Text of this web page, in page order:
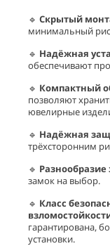
🔹 Скрытый
минимальный
🔹 Надёжная
обеспечивают
🔹 Компактный
позволяют
ювелирные
🔹 Надёжная
трёхсторонним
🔹 Разнообразие
замок на выбор.
🔹 Класс
гарантирована,
установки.